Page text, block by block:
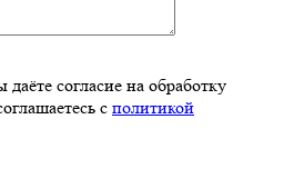
согласие на обработку
с политикой